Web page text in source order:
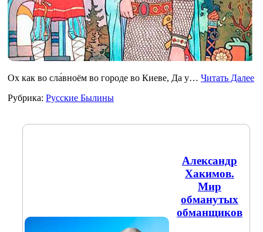
Ох как во сла́вноём во городе во Киеве, Да у… Читать Далее
Рубрика: Русские Былины
Александр
Хакимов.
Мир
обманутых
обманщиков